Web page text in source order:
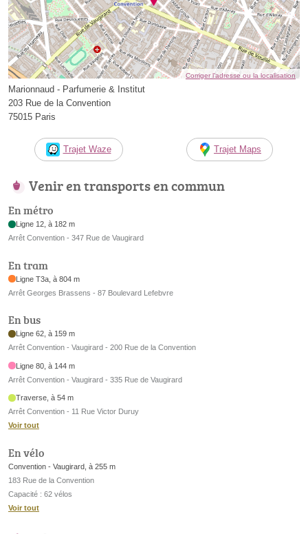
Corriger l’adresse ou la localisation
Marionnaud - Parfumerie & Institut
203 Rue de la Convention
75015 Paris
Trajet Waze Trajet Maps
Venir en transports en commun
En métro
Ligne 12, à 182 m
Arrêt Convention - 347 Rue de Vaugirard
En tram
Ligne T3a, à 804 m
Arrêt Georges Brassens - 87 Boulevard Lefebvre
En bus
Ligne 62, à 159 m
Arrêt Convention - Vaugirard - 200 Rue de la Convention
Ligne 80, à 144 m
Arrêt Convention - Vaugirard - 335 Rue de Vaugirard
Traverse, à 54 m
Arrêt Convention - 11 Rue Victor Duruy
Voir tout
En vélo
Convention - Vaugirard, à 255 m
183 Rue de la Convention
Capacité : 62 vélos
Voir tout